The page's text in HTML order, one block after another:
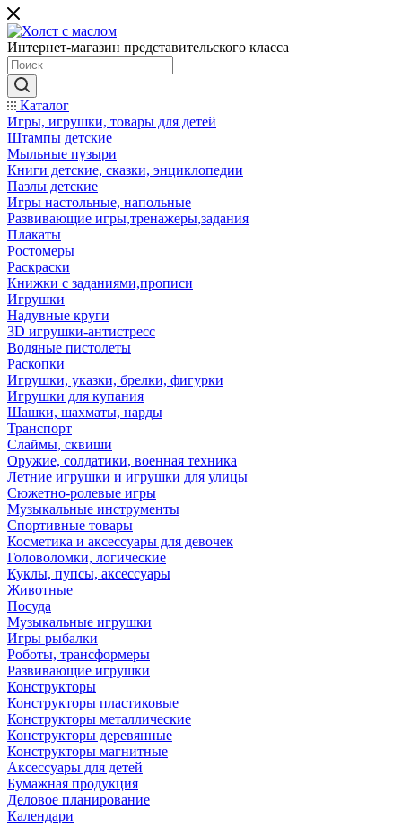
Интернет-магазин представительского класса
Каталог
Игры, игрушки, товары для детей
Штампы детские
Мыльные пузыри
Книги детские, сказки, энциклопедии
Пазлы детские
Игры настольные, напольные
Развивающие игры,тренажеры,задания
Плакаты
Ростомеры
Раскраски
Книжки с заданиями,прописи
Игрушки
Надувные круги
3D игрушки-антистресс
Водяные пистолеты
Раскопки
Игрушки, указки, брелки, фигурки
Игрушки для купания
Шашки, шахматы, нарды
Транспорт
Слаймы, сквиши
Оружие, солдатики, военная техника
Летние игрушки и игрушки для улицы
Сюжетно-ролевые игры
Музыкальные инструменты
Спортивные товары
Косметика и аксессуары для девочек
Головоломки, логические
Куклы, пупсы, аксессуары
Животные
Посуда
Музыкальные игрушки
Игры рыбалки
Роботы, трансформеры
Развивающие игрушки
Конструкторы
Конструкторы пластиковые
Конструкторы металлические
Конструкторы деревянные
Конструкторы магнитные
Аксессуары для детей
Бумажная продукция
Деловое планирование
Календари